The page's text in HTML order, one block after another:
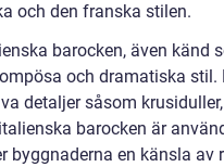
och den franska stilen.
barocken, även känd
och dramatiska
detaljer såsom
barocken är
byggnaderna en känsla av